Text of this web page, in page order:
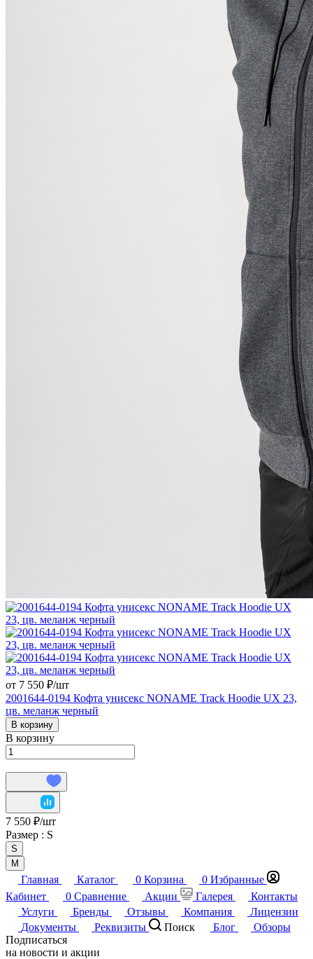
от 7 550 ₽/шт
2001644-0194 Кофта унисекс NONAME Track Hoodie UX 23,
цв. меланж черный
В корзину
В корзину
7 550 ₽/шт
Размер : S
S
М
Главная Каталог 0 Корзина 0 Избранные
Кабинет
0 Сравнение Акции Галерея
Контакты
Услуги
Бренды Отзывы Компания
Лицензии
Документы
Реквизиты Поиск Блог
Обзоры
Подписаться
на новости и акции